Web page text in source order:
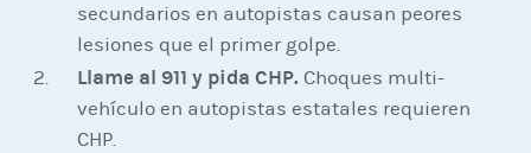
secundarios en autopistas causan peores
lesiones que el primer golpe.
Llame al 911 y pida CHP. Choques multi-
vehículo en autopistas estatales requieren
CHP.